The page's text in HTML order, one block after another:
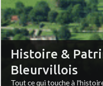
Histoire &
Bleurvillois
Tout ce qui touche à